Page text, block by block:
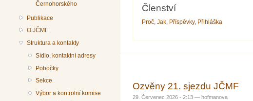
Černohorského
Publikace
O JČMF
Struktura a kontakty
Sídlo, kontaktní adresy
Pobočky
Sekce
Výbor a kontrolní komise
Členství
Proč,Jak, Příspěvky, Přihláška
Ozvěny 21. sjezdu JČMF
29. Červenec 2026 - 2:13 — hofmanova